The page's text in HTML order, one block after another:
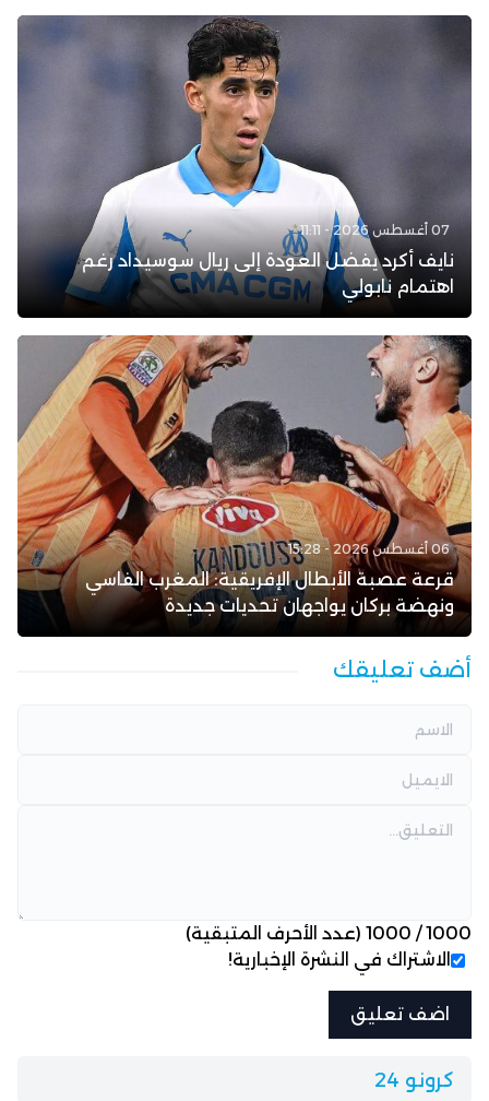
07 أغسطس 2026 - 11:11
نايف أكرد يفضل العودة إلى ريال سوسيداد رغم
اهتمام نابولي
06 أغسطس 2026 - 15:28
قرعة عصبة الأبطال الإفريقية: المغرب الفاسي
ونهضة بركان يواجهان تحديات جديدة
أضف تعليقك
1000
/
1000 (عدد الأحرف المتبقية)
الاشتراك في النشرة الإخبارية!
كرونو 24